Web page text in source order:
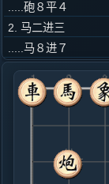
.....砲８平４
2. 马二进三
.....马８进７
3. 车一平二
.....卒７进１
4. 马八进九
.....卒１进１
5. 车二进四
.....车９平８